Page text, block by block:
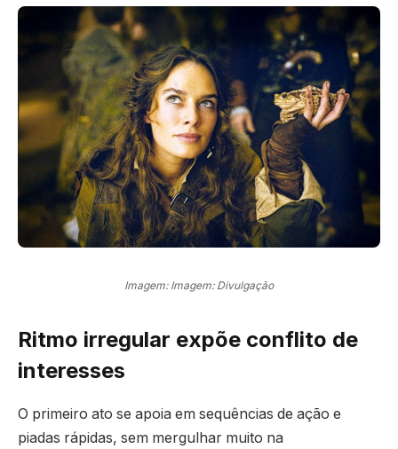
Imagem: Imagem: Divulgação
Ritmo irregular expõe conflito de
interesses
O primeiro ato se apoia em sequências de ação e
piadas rápidas, sem mergulhar muito na